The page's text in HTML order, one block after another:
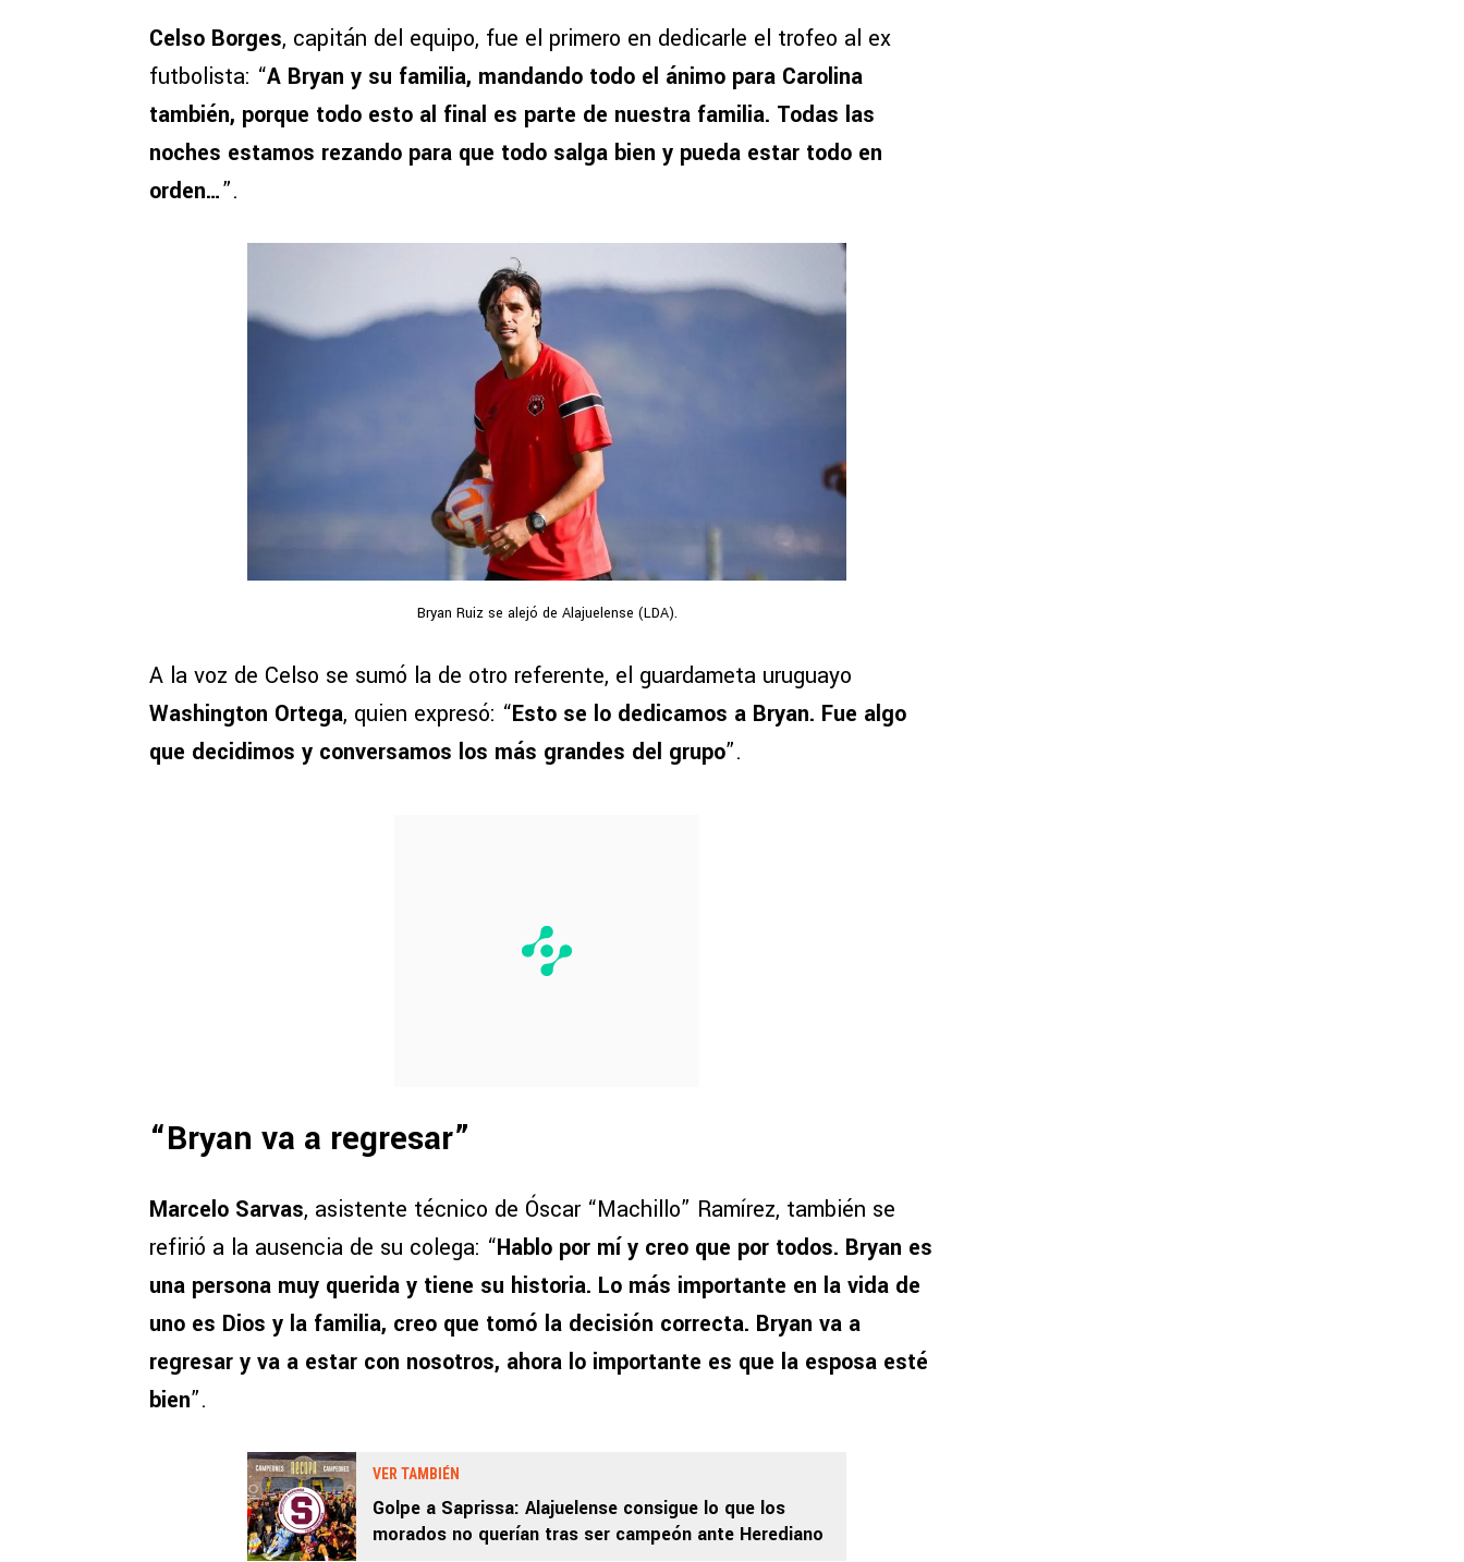
Celso Borges, capitán del equipo, fue el primero en dedicarle el trofeo al ex
futbolista: “A Bryan y su familia, mandando todo el ánimo para Carolina
también, porque todo esto al final es parte de nuestra familia. Todas las
noches estamos rezando para que todo salga bien y pueda estar todo en
orden…”.
Bryan Ruiz se alejó de Alajuelense (LDA).
A la voz de Celso se sumó la de otro referente, el guardameta uruguayo
Washington Ortega, quien expresó: “Esto se lo dedicamos a Bryan. Fue algo
que decidimos y conversamos los más grandes del grupo”.
“Bryan va a regresar”
Marcelo Sarvas, asistente técnico de Óscar “Machillo” Ramírez, también se
refirió a la ausencia de su colega: “Hablo por mí y creo que por todos. Bryan es
una persona muy querida y tiene su historia. Lo más importante en la vida de
uno es Dios y la familia, creo que tomó la decisión correcta. Bryan va a
regresar y va a estar con nosotros, ahora lo importante es que la esposa esté
bien”.
VER TAMBIÉN
Golpe a Saprissa: Alajuelense consigue lo que los
morados no querían tras ser campeón ante Herediano